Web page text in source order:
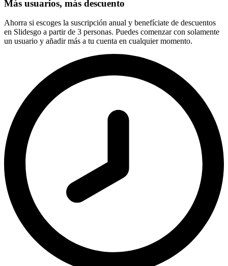
Más usuarios, más descuento
Ahorra si escoges la suscripción anual y benefíciate de descuentos
en Slidesgo a partir de 3 personas. Puedes comenzar con solamente
un usuario y añadir más a tu cuenta en cualquier momento.